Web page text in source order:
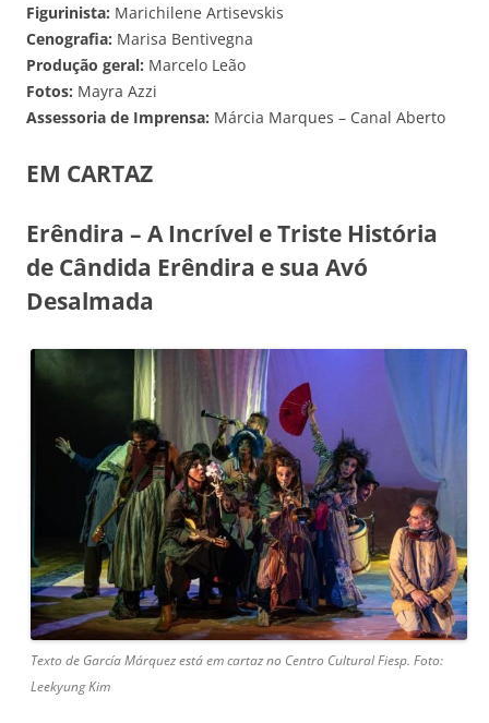
Figurinista: Marichilene Artisevskis
Cenografia: Marisa Bentivegna
Produção geral: Marcelo Leão
Fotos: Mayra Azzi
Assessoria de Imprensa: Márcia Marques – Canal Aberto
EM CARTAZ
Erêndira – A Incrível e Triste História
de Cândida Erêndira e sua Avó
Desalmada
Texto de García Márquez está em cartaz no Centro Cultural Fiesp. Foto:
Leekyung Kim